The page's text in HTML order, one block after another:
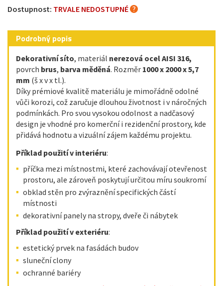
Dostupnost: TRVALE NEDOSTUPNÉ
Podrobný popis
Dekorativní síto, materiál nerezová ocel AISI 316,
povrch brus, barva měděná. Rozměr 1000 x 2000 x 5,7
mm (š x v x tl.).
Díky prémiové kvalitě materiálu je mimořádně odolné
vůči korozi, což zaručuje dlouhou životnost i v náročných
podmínkách. Pro svou vysokou odolnost a nadčasový
design je vhodné pro komerční i rezidenční prostory, kde
přidává hodnotu a vizuální zájem každému projektu.
Příklad použití v interiéru:
příčka mezi místnostmi, které zachovávají otevřenost
prostoru, ale zároveň poskytují určitou míru soukromí
obklad stěn pro zvýraznění specifických částí
místnosti
dekorativní panely na stropy, dveře či nábytek​
Příklad použití v exteriéru:
estetický prvek na fasádách budov
sluneční clony
ochranné bariéry